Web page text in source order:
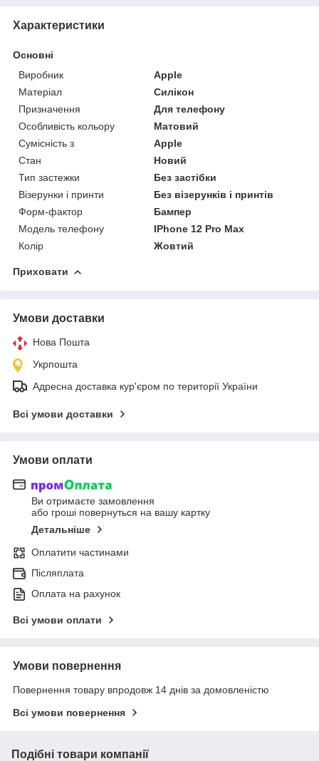
Характеристики
Основні
Виробник
Apple
Матеріал
Силікон
Призначення
Для телефону
Особливість кольору
Матовий
Сумісність з
Apple
Стан
Новий
Тип застежки
Без застібки
Візерунки і принти
Без візерунків і принтів
Форм-фактор
Бампер
Модель телефону
IPhone 12 Pro Max
Колір
Жовтий
Приховати
Умови доставки
Нова Пошта
Укрпошта
Адресна доставка кур'єром по території України
Всі умови доставки
Умови оплати
Ви отримаєте замовлення
або гроші повернуться на вашу картку
Детальніше
Оплатити частинами
Післяплата
Оплата на рахунок
Всі умови оплати
Умови повернення
Повернення товару впродовж 14 днів за домовленістю
Всі умови повернення
Подібні товари компанії